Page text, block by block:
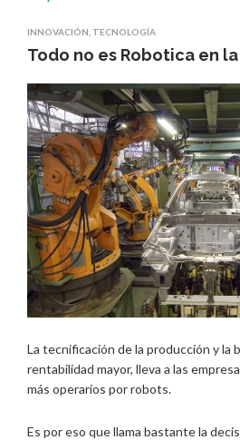
INNOVACIÓN TECNOLOGÍA
Todo no es Robotica en
La tecnificación de la producción y la
rentabilidad mayor, lleva a las
más operarios por robots.
Es por eso que llama bastante la